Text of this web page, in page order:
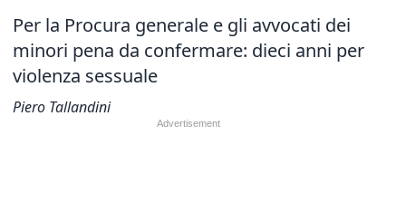
Per la Procura generale e gli avvocati dei
minori pena da confermare: dieci anni per
violenza sessuale
Piero Tallandini